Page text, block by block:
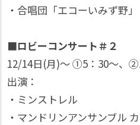
・合唱団「エコーいみず野」
■ロビーコンサート＃２
12/14日(月)〜 ①5：30〜、
出演：
・ミンストレル
・マンドリンアンサンブル